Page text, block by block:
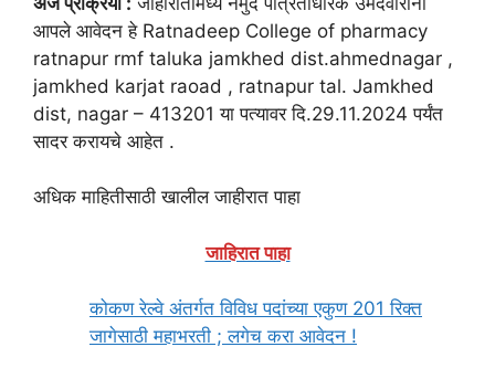
आपले आवेदन हे Ratnadeep College of pharmacy
ratnapur rmf taluka jamkhed dist.ahmednagar ,
jamkhed karjat raoad , ratnapur tal. Jamkhed
dist, nagar – 413201 या पत्यावर दि.29.11.2024 पर्यंत
सादर करायचे आहेत .
अधिक माहितीसाठी खालील जाहीरात पाहा
जाहिरात पाहा
कोकण रेल्वे अंतर्गत विविध पदांच्या एकुण 201 रिक्त
जागेसाठी महाभरती ; लगेच करा आवेदन !